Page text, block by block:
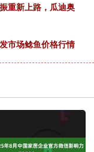
重新上路，瓜迪奥
市场鲶鱼价格行情